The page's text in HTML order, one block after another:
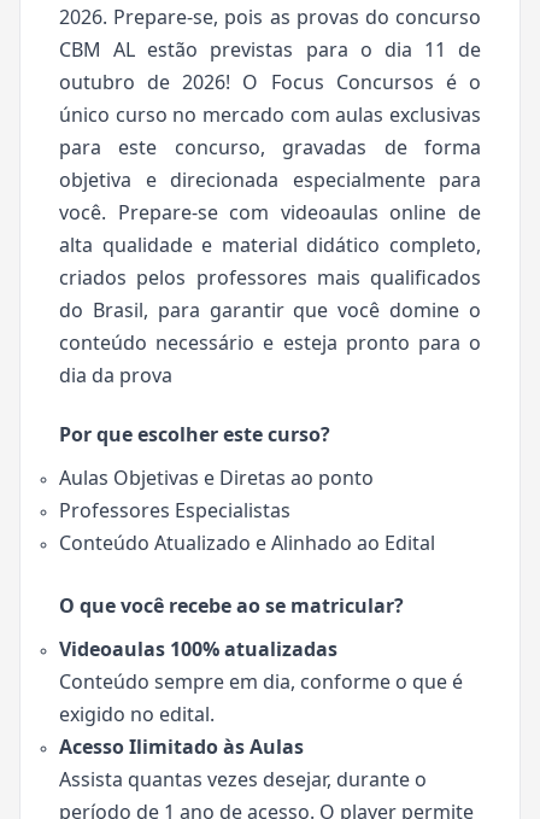
2026. Prepare-se, pois as provas do concurso
CBM AL estão previstas para o dia 11 de
outubro de 2026! O Focus Concursos é o
único curso no mercado com aulas exclusivas
para este concurso, gravadas de forma
objetiva e direcionada especialmente para
você. Prepare-se com videoaulas online de
alta qualidade e material didático completo,
criados pelos professores mais qualificados
do Brasil, para garantir que você domine o
conteúdo necessário e esteja pronto para o
dia da prova
Por que escolher este curso?
Aulas Objetivas e Diretas ao ponto
Professores Especialistas
Conteúdo Atualizado e Alinhado ao Edital
O que você recebe ao se matricular?
Videoaulas 100% atualizadas
Conteúdo sempre em dia, conforme o que é
exigido no edital.
Acesso Ilimitado às Aulas
Assista quantas vezes desejar, durante o
período de 1 ano de acesso. O player permite